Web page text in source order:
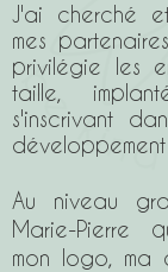
J'ai cherché
mes
privilégie les
taille,
s'inscrivant
Au niveau
Marie-Pierre
mon logo, ma